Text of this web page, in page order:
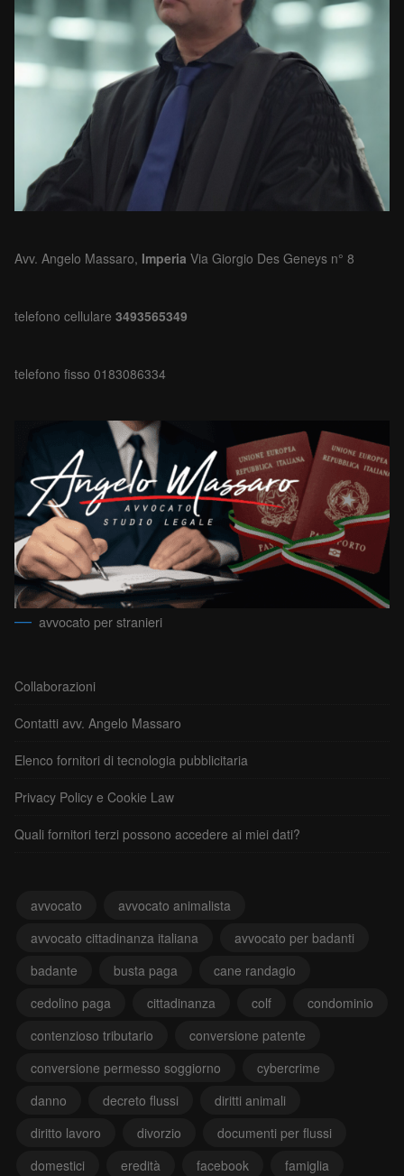
Avv. Angelo Massaro, Imperia Via Giorgio Des Geneys n° 8
telefono cellulare 3493565349
telefono fisso 0183086334
avvocato per stranieri
Collaborazioni
Contatti avv. Angelo Massaro
Elenco fornitori di tecnologia pubblicitaria
Privacy Policy e Cookie Law
Quali fornitori terzi possono accedere ai miei dati?
avvocato
avvocato animalista
avvocato cittadinanza italiana
avvocato per badanti
badante
busta paga
cane randagio
cedolino paga
cittadinanza colf
condominio
contenzioso tributario
conversione patente
conversione permesso soggiorno
cybercrime
danno
decreto flussi
diritti animali
diritto lavoro
divorzio
documenti per flussi
domestici
eredità facebook famiglia